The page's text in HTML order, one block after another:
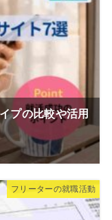
プの比較や活用
フリーターの就職活動